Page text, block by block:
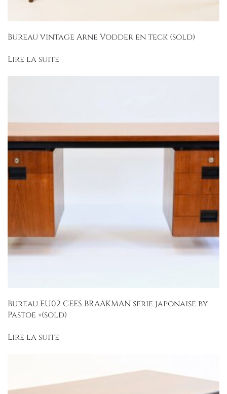
Bureau vintage Arne Vodder en teck (sold)
Lire la suite
Bureau EU02 CEES BRAAKMAN serie japonaise by
Pastoe »(sold)
Lire la suite